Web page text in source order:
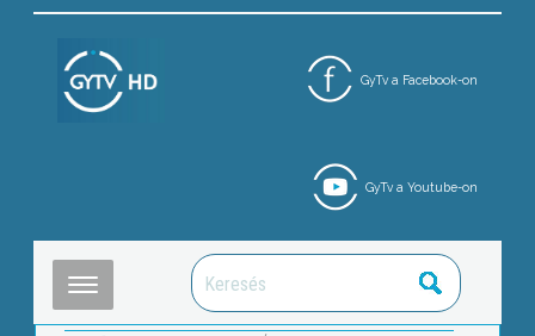
GyTv a Facebook-on
GyTv a Youtube-on